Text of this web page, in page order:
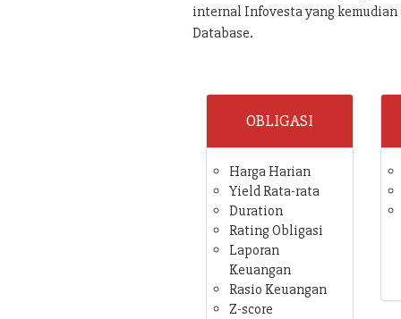
internal Infovesta yang
Database.
OBLIGASI
Harga Harian
Yield Rata-rata
Duration
Rating Obligasi
Laporan
Keuangan
Rasio Keuangan
Z-score